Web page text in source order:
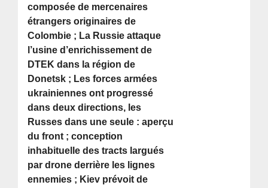
composée de mercenaires
étrangers originaires de
Colombie ; La Russie attaque
l’usine d’enrichissement de
DTEK dans la région de
Donetsk ; Les forces armées
ukrainiennes ont progressé
dans deux directions, les
Russes dans une seule : aperçu
du front ; conception
inhabituelle des tracts largués
par drone derrière les lignes
ennemies ; Kiev prévoit de